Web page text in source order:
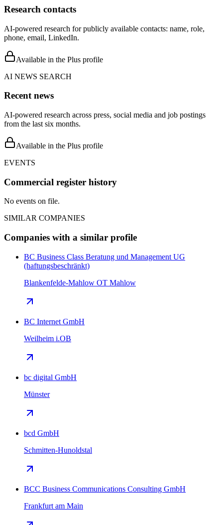
Research contacts
AI-powered research for publicly available contacts: name, role,
phone, email, LinkedIn.
Available in the Plus profile
AI NEWS SEARCH
Recent news
AI-powered research across press, social media and job postings
from the last six months.
Available in the Plus profile
EVENTS
Commercial register history
No events on file.
SIMILAR COMPANIES
Companies with a similar profile
BC Business Class Beratung und Management UG
(haftungsbeschränkt)
Blankenfelde-Mahlow OT Mahlow
BC Internet GmbH
Weilheim i.OB
bc digital GmbH
Münster
bcd GmbH
Schmitten-Hunoldstal
BCC Business Communications Consulting GmbH
Frankfurt am Main